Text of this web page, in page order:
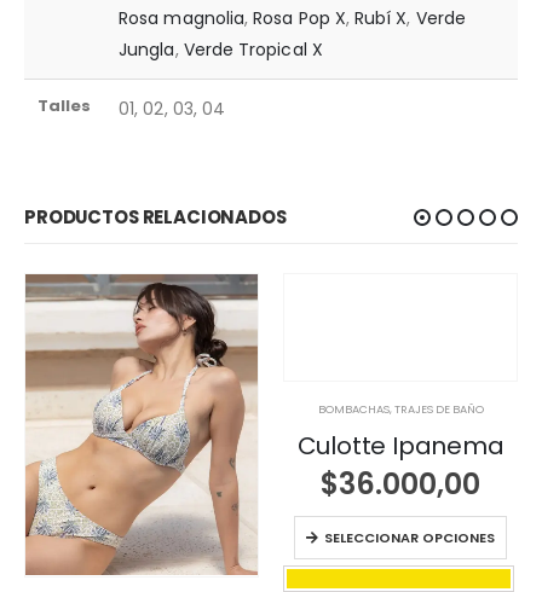
Rosa magnolia,Rosa Pop X,Rubí X, Verde
Jungla, Verde Tropical X
Talles 01, 02, 03, 04
PRODUCTOS RELACIONADOS
BOMBACHAS,TRAJES DE BAÑO
Culotte Ipanema
$36.000,00
SELECCIONAR OPCIONES